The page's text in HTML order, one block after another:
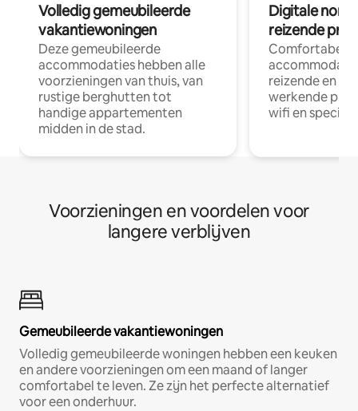
Volledig gemeubileerde
vakantiewoningen
Deze gemeubileerde
accommodaties hebben alle
voorzieningen van thuis, van
rustige berghutten tot
handige appartementen
midden in de stad.
Digitale
reizende
Comfortabele
reizende en
werkende
wifi en
Voorzieningen en voordelen voor
langere verblijven
Gemeubileerde vakantiewoningen
Volledig gemeubileerde woningen hebben een keuken
en andere voorzieningen om een maand of langer
comfortabel te leven. Ze zijn het perfecte alternatief
voor een onderhuur.